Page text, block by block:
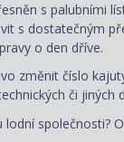
s palubními
s dostatečným
o den dříve.
změnit číslo
či jiných
lodní společnosti?